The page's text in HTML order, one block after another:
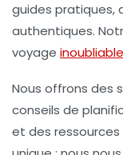
guides pratiques,
authentiques.
voyage inoubliable
Nous offrons des
conseils de
et des